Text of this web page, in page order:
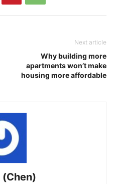
Next article
Why building more
apartments won’t make
housing more affordable
(Chen)